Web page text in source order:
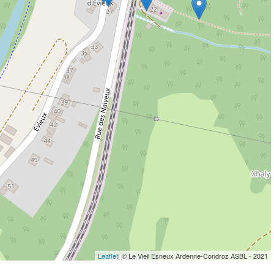
Leaflet| © Le Vieil Esneux Ardenne-Condroz ASBL - 2021